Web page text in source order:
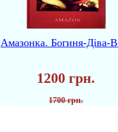
Амазонка. Богиня-Діва-
1200 грн.
1700 грн.